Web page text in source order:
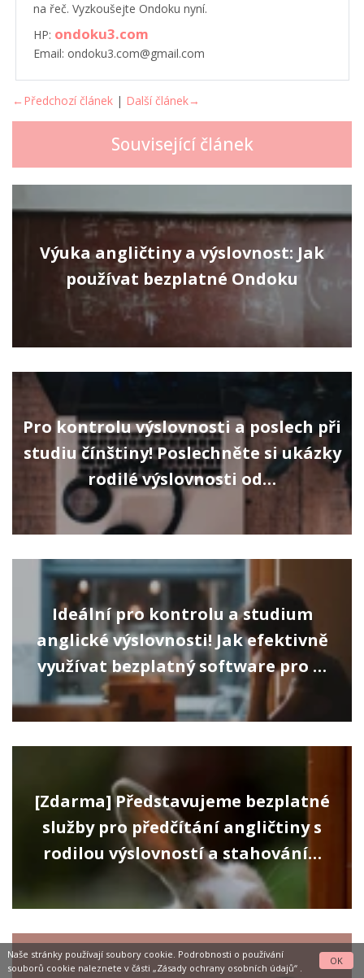
na řeč. Vyzkoušejte Ondoku nyní.
HP: ondoku3.com
Email: ondoku3.com@gmail.com
←Předchozí článek | Další článek→
Související článek
Výuka angličtiny a výslovnost: Jak
používat bezplatné Ondoku
Pro kontrolu výslovnosti a poslech při
studiu čínštiny! Poslechněte si ukázky
rodilé výslovnosti od…
Ideální pro kontrolu a studium
anglické výslovnosti! Jak efektivně
využívat bezplatný software pro …
[Zdarma] Představujeme bezplatné
služby pro předčítání angličtiny s
rodilou výslovností a stahování…
Naše stránky používají soubory cookie. Podrobnosti o používání
souborů cookie naleznete v části „Zásady ochrany osobních údajů“.
OK